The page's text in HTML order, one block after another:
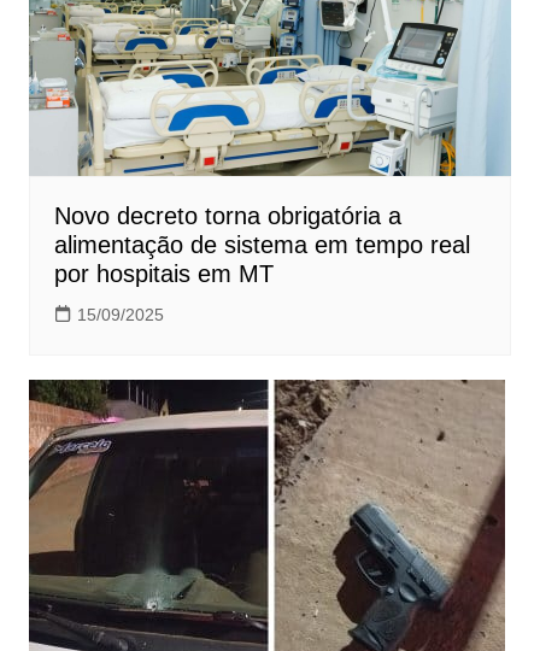
Novo decreto torna obrigatória a
alimentação de sistema em tempo real
por hospitais em MT
15/09/2025